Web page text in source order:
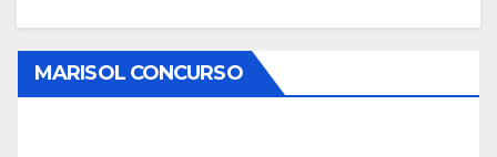
MARISOL CONCURSO